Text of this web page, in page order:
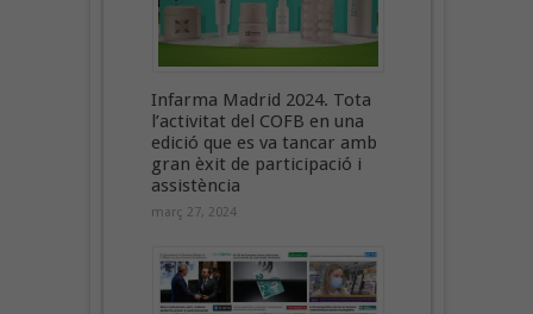
Infarma Madrid 2024. Tota
l’activitat del COFB en una
edició que es va tancar amb
gran èxit de participació i
assistència
març 27, 2024